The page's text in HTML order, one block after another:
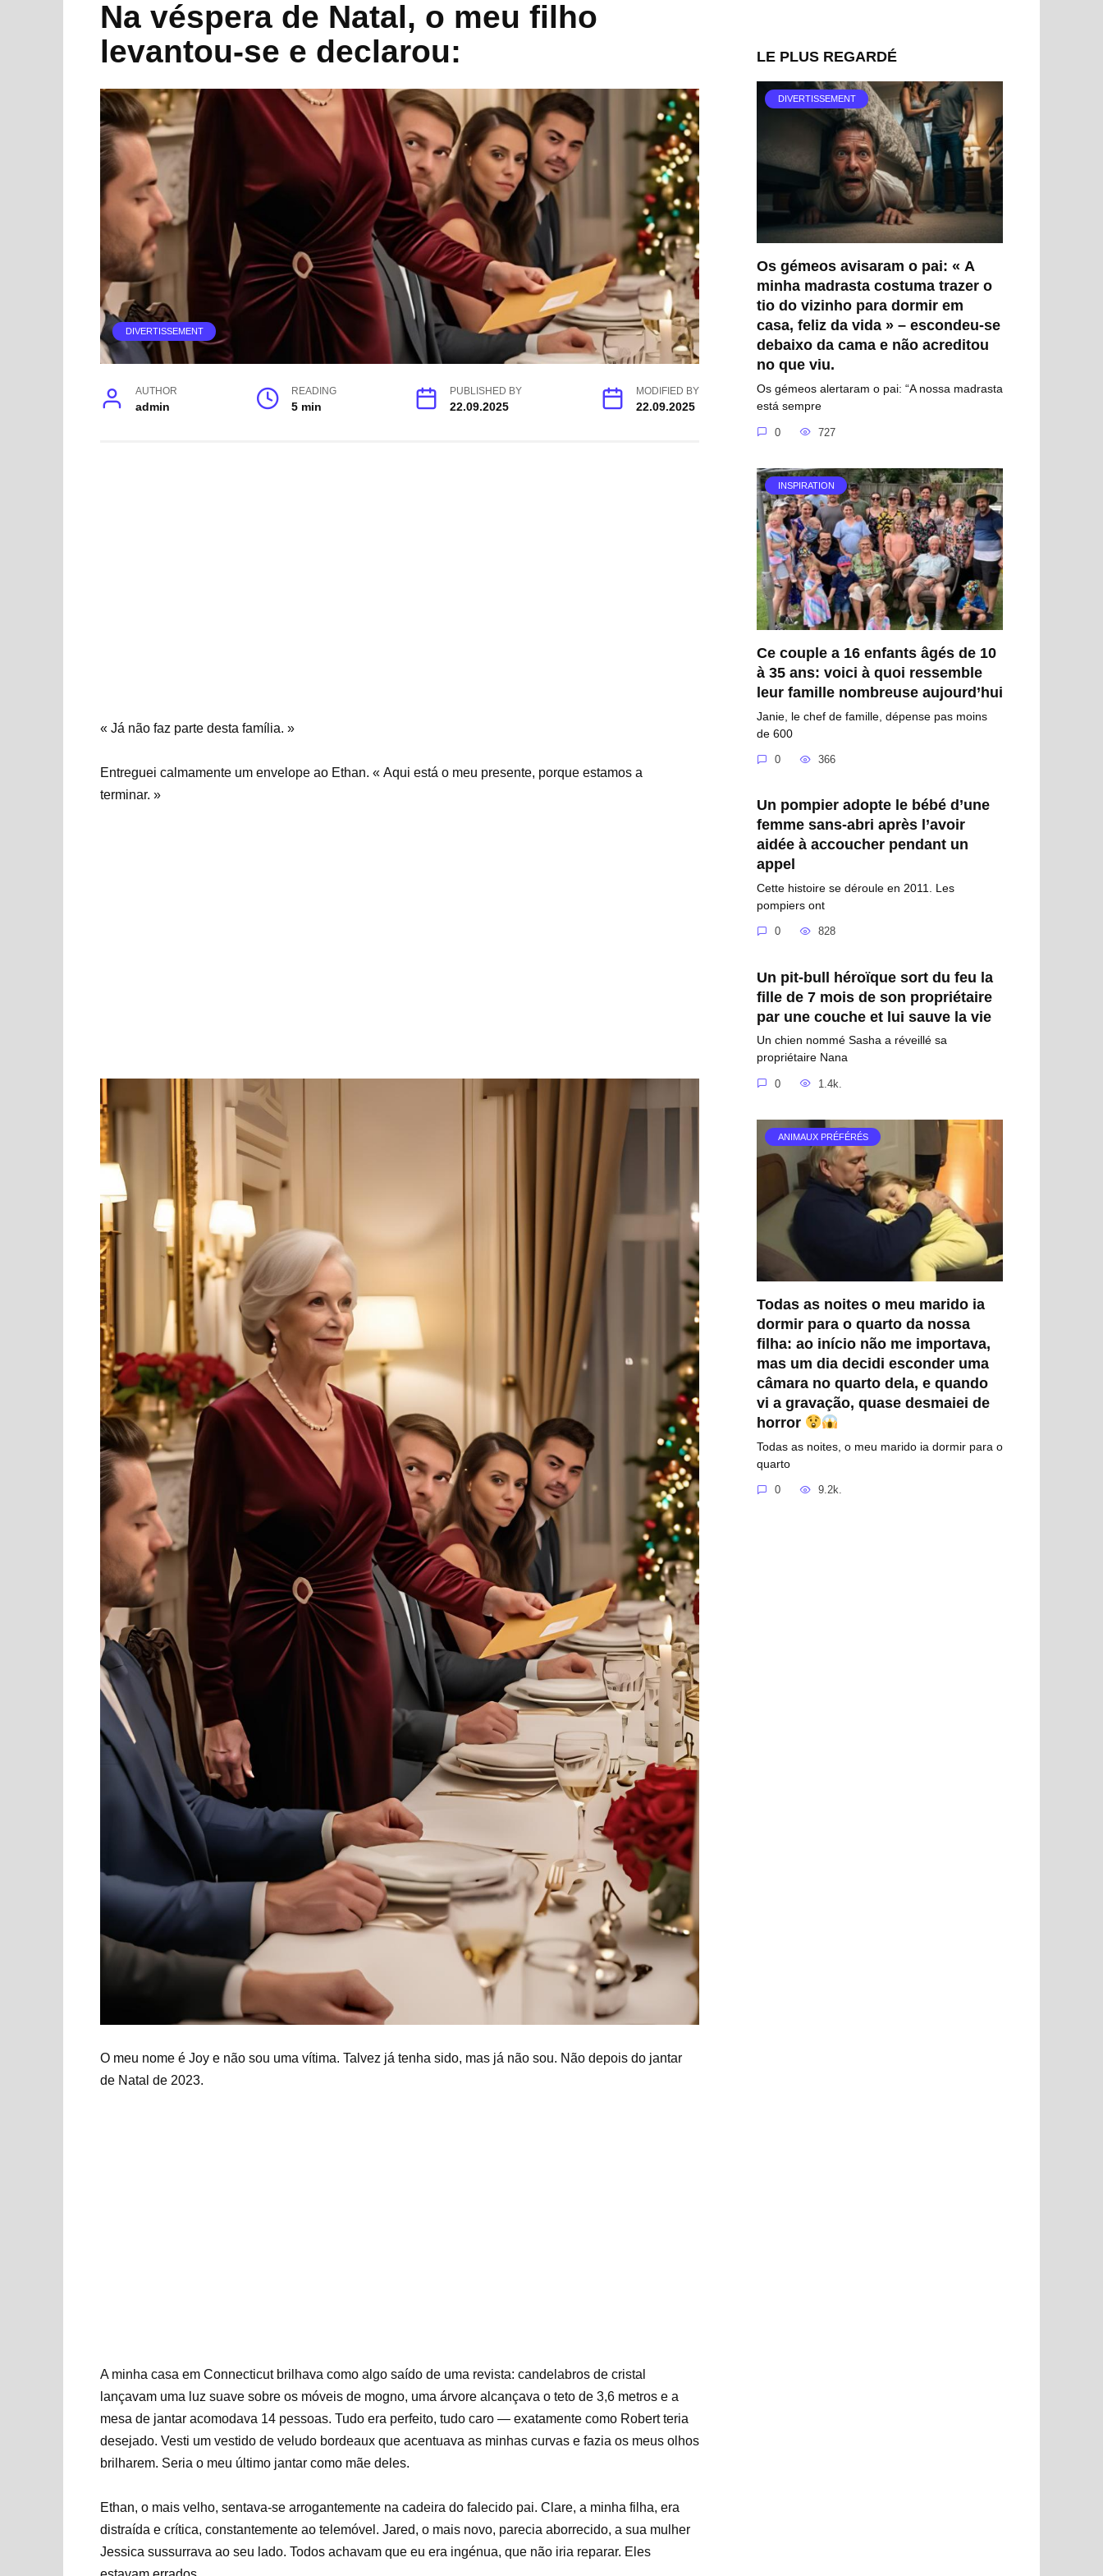
Na véspera de Natal, o meu filho
levantou-se e declarou:
DIVERTISSEMENT
AUTHOR
admin
READING
5 min
PUBLISHED BY
22.09.2025
MODIFIED BY
22.09.2025
« Já não faz parte desta família. »
Entreguei calmamente um envelope ao Ethan. « Aqui está o meu presente, porque estamos a
terminar. »
O meu nome é Joy e não sou uma vítima. Talvez já tenha sido, mas já não sou. Não depois do jantar
de Natal de 2023.
A minha casa em Connecticut brilhava como algo saído de uma revista: candelabros de cristal
lançavam uma luz suave sobre os móveis de mogno, uma árvore alcançava o teto de 3,6 metros e a
mesa de jantar acomodava 14 pessoas. Tudo era perfeito, tudo caro — exatamente como Robert teria
desejado. Vesti um vestido de veludo bordeaux que acentuava as minhas curvas e fazia os meus olhos
brilharem. Seria o meu último jantar como mãe deles.
Ethan, o mais velho, sentava-se arrogantemente na cadeira do falecido pai. Clare, a minha filha, era
distraída e crítica, constantemente ao telemóvel. Jared, o mais novo, parecia aborrecido, a sua mulher
Jessica sussurrava ao seu lado. Todos achavam que eu era ingénua, que não iria reparar. Eles
LE PLUS REGARDÉ
DIVERTISSEMENT
Os gémeos avisaram o pai: « A
minha madrasta costuma trazer o
tio do vizinho para dormir em
casa, feliz da vida » – escondeu-se
debaixo da cama e não acreditou
no que viu.
Os gémeos alertaram o pai: “A nossa madrasta
está sempre
0 727
INSPIRATION
Ce couple a 16 enfants âgés de 10
à 35 ans: voici à quoi ressemble
leur famille nombreuse aujourd’hui
Janie, le chef de famille, dépense pas moins
de 600
0 366
Un pompier adopte le bébé d’une
femme sans-abri après l’avoir
aidée à accoucher pendant un
appel
Cette histoire se déroule en 2011. Les
pompiers ont
0 828
Un pit-bull héroïque sort du feu la
fille de 7 mois de son propriétaire
par une couche et lui sauve la vie
Un chien nommé Sasha a réveillé sa
propriétaire Nana
0 1.4k.
ANIMAUX PRÉFÉRÉS
Todas as noites o meu marido ia
dormir para o quarto da nossa
filha: ao início não me importava,
mas um dia decidi esconder uma
câmara no quarto dela, e quando
vi a gravação, quase desmaiei de
horror
Todas as noites, o meu marido ia dormir para o
quarto
0 9.2k.